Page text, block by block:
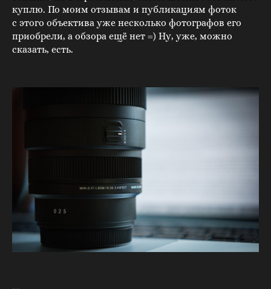
куплю. По моим отзывам и публикациям фоток
с этого объектива уже несколько фотографов его
приобрели, а обзора ещё нет =) Ну, уже, можно
сказать, есть.